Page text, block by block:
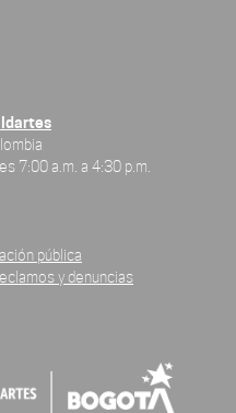
7:00 a.m. a 4:30 p.m.
pública
y denuncias